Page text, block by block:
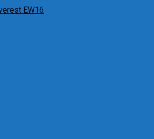
EW16